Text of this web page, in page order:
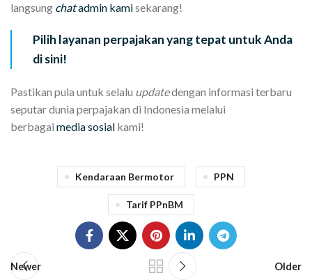
langsung chatadmin kamisekarang!
Pilih layanan perpajakan yang tepat untuk Anda
di sini!
Pastikan pula untuk selalu updatedengan informasi terbaru
seputar dunia perpajakan di Indonesia melalui
berbagai media sosial kami!
Kendaraan Bermotor PPN
Tarif PPnBM
Newer Older